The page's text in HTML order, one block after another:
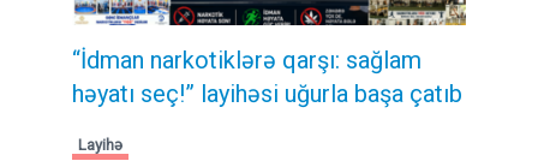
“İdman narkotiklərə qarşı: sağlam
həyatı seç!” layihəsi uğurla başa çatıb
Layihə